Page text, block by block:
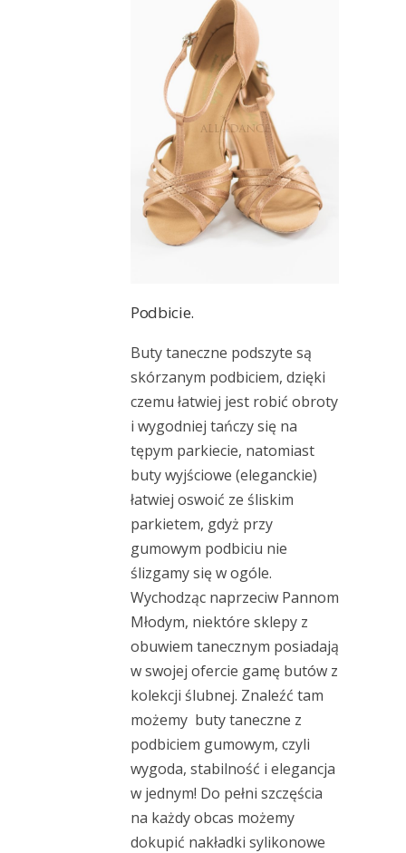
Podbicie.
Buty taneczne podszyte są
skórzanym podbiciem, dzięki
czemu łatwiej jest robić obroty
i wygodniej tańczy się na
tępym parkiecie, natomiast
buty wyjściowe (eleganckie)
łatwiej oswoić ze śliskim
parkietem, gdyż przy
gumowym podbiciu nie
ślizgamy się w ogóle.
Wychodząc naprzeciw Pannom
Młodym, niektóre sklepy z
obuwiem tanecznym posiadają
w swojej ofercie gamę butów z
kolekcji ślubnej. Znaleźć tam
możemy buty taneczne z
podbiciem gumowym, czyli
wygoda, stabilność i elegancja
w jednym! Do pełni szczęścia
na każdy obcas możemy
dokupić nakładki sylikonowe